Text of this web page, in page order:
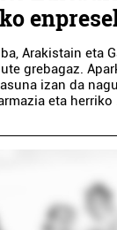
Arakistain eta
grebagaz.
izan da
eta herriko